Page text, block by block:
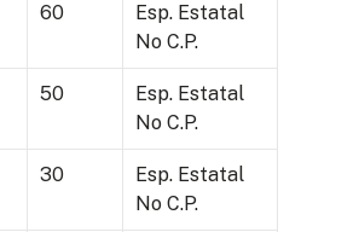
60
Esp. Estatal
No C.P.
50
Esp. Estatal
No C.P.
30
Esp. Estatal
No C.P.